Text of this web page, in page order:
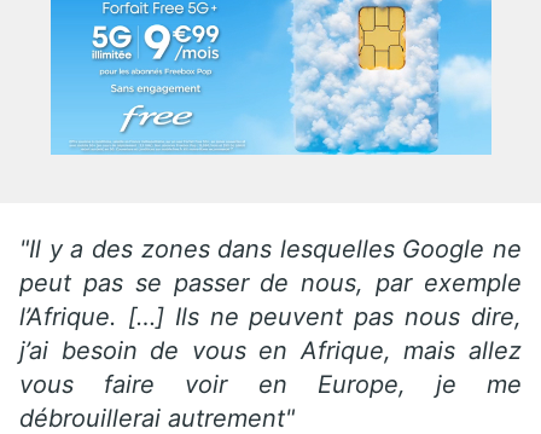
"Il y a des zones dans lesquelles Google ne
peut pas se passer de nous, par exemple
l’Afrique. […] Ils ne peuvent pas nous dire,
j’ai besoin de vous en Afrique, mais allez
vous faire voir en Europe, je me
débrouillerai autrement"